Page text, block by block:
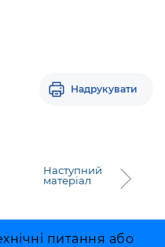
Надрукувати
Наступний
матеріал
питання або